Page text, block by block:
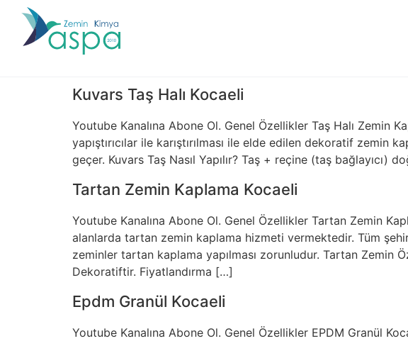
Kuvars Taş Halı Kocaeli
Youtube Kanalına Abone Ol. Genel Özellikler Taş Halı Zemin
yapıştırıcılar ile karıştırılması ile elde edilen dekoratif
geçer. Kuvars Taş Nasıl Yapılır? Taş + reçine (taş bağlayıcı)
Tartan Zemin Kaplama Kocaeli
Youtube Kanalına Abone Ol. Genel Özellikler Tartan Zemin
alanlarda tartan zemin kaplama hizmeti vermektedir. Tüm
zeminler tartan kaplama yapılması zorunludur. Tartan Zemin
Dekoratiftir. Fiyatlandırma […]
Epdm Granül Kocaeli
Youtube Kanalına Abone Ol. Genel Özellikler EPDM Granül